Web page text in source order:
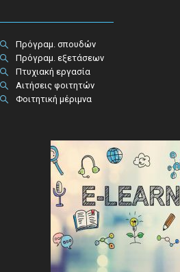
Πρόγραμ. σπουδών
Πρόγραμ. εξετάσεων
Πτυχιακή εργασία
Αιτήσεις φοιτητών
Φοιτητική μέριμνα